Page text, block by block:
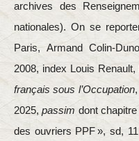
archives des
nationales). On se
Paris, Armand Colin-
2008, index Louis
français sous l’Occupation,
2025, passim dont
des ouvriers PPF », sd,